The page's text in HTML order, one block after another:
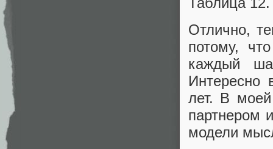
Отлично,
потому,
каждый
Интересно
лет. В
партнером
модели